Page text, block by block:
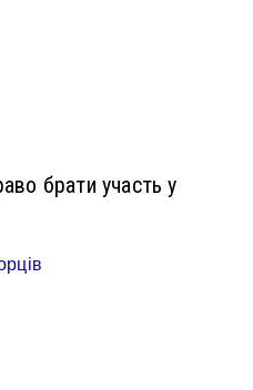
брати участь у